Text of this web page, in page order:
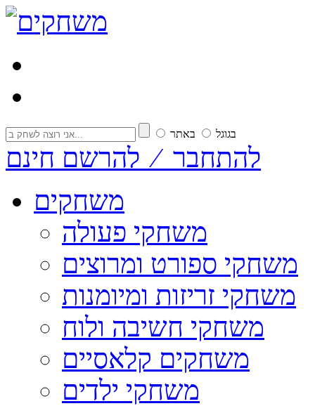
בגוגל באתר
להתחבר ⁄ להרשם חינם
משחקים
משחקי פעולה
משחקי ספורט ומרוצים
משחקי זריזות ומיומנות
משחקי חשיבה ולוח
משחקים קלאסיים
משחקי ילדים